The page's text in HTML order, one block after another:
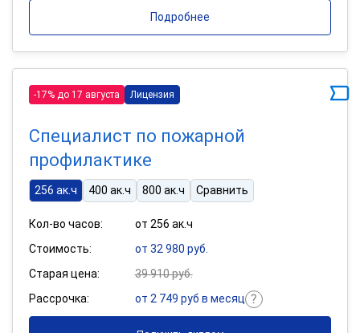
Подробнее
-17% до 17 августа Лицензия
Специалист по пожарной
профилактике
256 ак.ч 400 ак.ч 800 ак.ч Сравнить
Кол-во часов:
от 256 ак.ч
Стоимость:
от 32 980 руб.
Старая цена:
39 910 руб.
Рассрочка:
от 2 749 руб в месяц